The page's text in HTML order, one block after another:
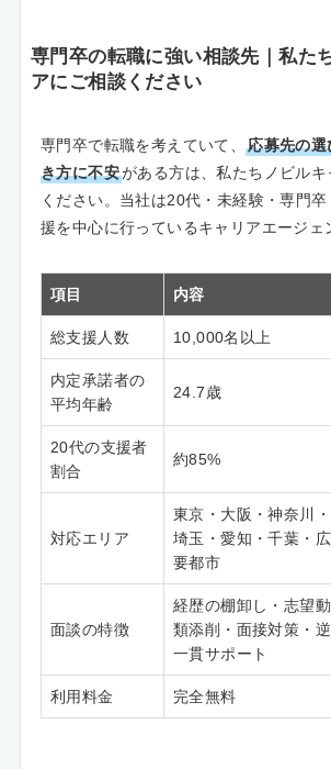
専門卒の転職に強い相談先｜私た
アにご相談ください
専門卒で転職を考えていて、応募先の
き方に不安がある方は、私たちノビル
ください。当社は20代・未経験・専門
援を中心に行っているキャリアエージェ
項目 内容
総支援人数 10,000名以上
内定承諾者の
平均年齢
24.7歳
20代の支援者
割合
約85%
対応エリア
東京・大阪・神奈川
埼玉・愛知・千葉・
要都市
面談の特徴
経歴の棚卸し・志望
類添削・面接対策・
一貫サポート
利用料金 完全無料